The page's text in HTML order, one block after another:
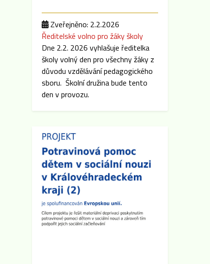
Zveřejněno: 2.2.2026
Ředitelské volno pro žáky školy
Dne 2.2. 2026 vyhlašuje ředitelka
školy volný den pro všechny žáky z
důvodu vzdělávání pedagogického
sboru. Školní družina bude tento
den v provozu.
Konzultační třídní schůzky
Konzultační třídní schůzky
proběhnou v termínu od 11. do
14.11. 2025. Svůj termín si
rezervujte v systému Reservando.
Zveřejněno: 8.9.2025
Třídní schůzky